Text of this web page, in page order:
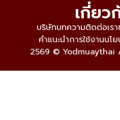
เกี่ยว
บริษัทบทความติดต่อเรา
คำแนะนำการใช้งานนโ
2569 © Yodmuaythai